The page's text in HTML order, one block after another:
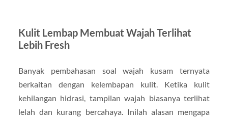
Kulit Lembap Membuat Wajah Terlihat
Lebih Fresh
Banyak pembahasan soal wajah kusam ternyata
berkaitan dengan kelembapan kulit. Ketika kulit
kehilangan hidrasi, tampilan wajah biasanya terlihat
lelah dan kurang bercahaya. Inilah alasan mengapa